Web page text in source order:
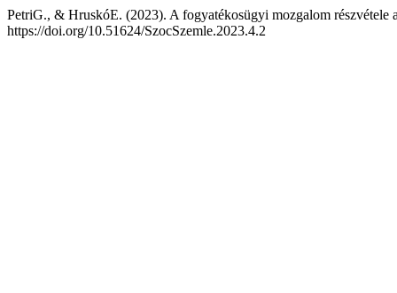
PetriG., & HruskóE. (2023). A fogyatékosügyi mozgalom
https://doi.org/10.51624/SzocSzemle.2023.4.2